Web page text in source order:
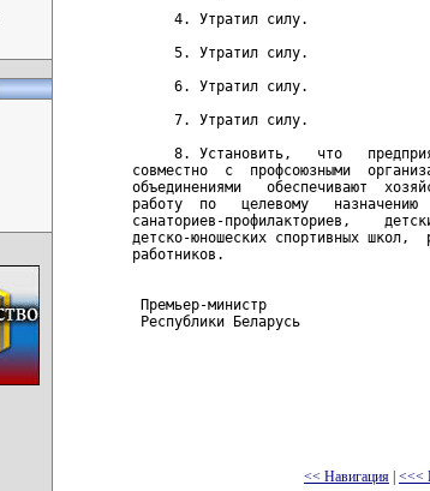
     4. Утратил силу.
     5. Утратил силу.
     6. Утратил силу.
     7. Утратил силу.
8. Установить,   что
совместно  с  профсоюзными
объединениями   обеспечивают
работу  по   целевому
санаториев-профилакториев,
детско-юношеских спортивных школ,
работников.
Премьер-министр
Республики Беларусь
<< Навигация <<<